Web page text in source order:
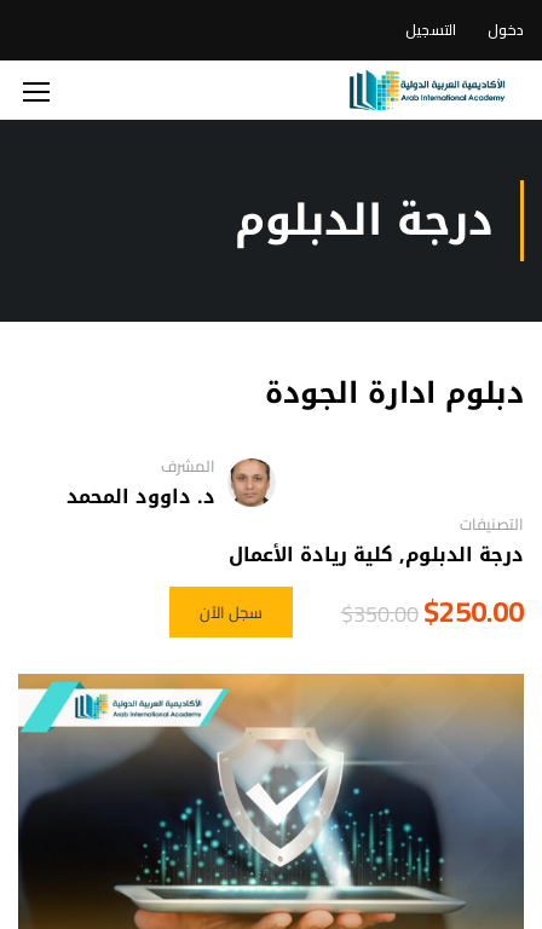
دخول التسجيل
درجة الدبلوم
دبلوم ادارة الجودة
المشرف
د. داوود المحمد
التصنيفات
درجة الدبلوم,كلية ريادة الأعمال
$350.00$250.00 سجل الآن